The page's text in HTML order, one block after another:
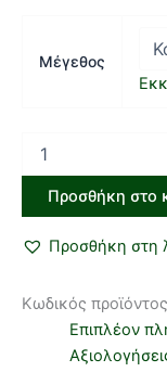
Μέγεθος
Προσθήκη στο
Προσθήκη στη
Κωδικός
Επιπλέον